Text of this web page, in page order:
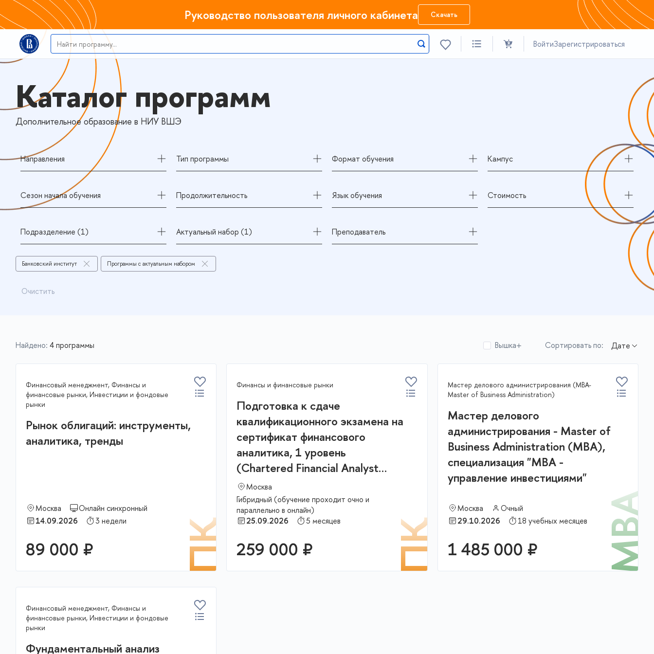
Руководство пользователя личного кабинета Скачать
ВойтиЗарегистрироваться
Каталог программ
Дополнительное образование в НИУ ВШЭ
Направления Тип программы Формат обучения Кампус
Сезон начала обучения Продолжительность Язык обучения Стоимость
Подразделение (1) Актуальный набор (1) Преподаватель
Банковский институт Программы с актуальным набором
Очистить
Найдено: 4 программы Вышка+ Сортировать по:
Финансовый менеджмент, Финансы и
финансовые рынки, Инвестиции и фондовые
рынки
Рынок облигаций: инструменты,
аналитика, тренды
ПК
Москва
Онлайн синхронный
14.09.2026
3 недели
89 000 ₽ В корзину
Финансы и финансовые рынки
Подготовка к сдаче
квалификационного экзамена на
сертификат финансового
аналитика, 1 уровень
(Chartered Financial Analyst
(CFA) Level 1 exam)
ПК
Москва
Гибридный (обучение проходит очно и
параллельно в онлайн)
25.09.2026
5 месяцев
259 000 ₽ В корзину
Мастер делового администрирования (MBA-
Master of Business Administration)
Мастер делового
администрирования - Master of
Business Administration (MBA),
специализация "MBA -
управление инвестициями"
MBA
Москва
Очный
29.10.2026
18 учебных месяцев
1 485 000 ₽
Финансовый менеджмент, Финансы и
финансовые рынки, Инвестиции и фондовые
рынки
Фундаментальный анализ